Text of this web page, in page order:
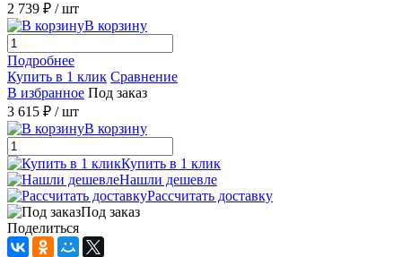
2 739 ₽ / шт
В корзину
Подробнее
Купить в 1 клик Сравнение
В избранное Под заказ
3 615 ₽ / шт
В корзину
Купить в 1 клик
Нашли дешевле
Рассчитать доставку
Под заказ
Поделиться